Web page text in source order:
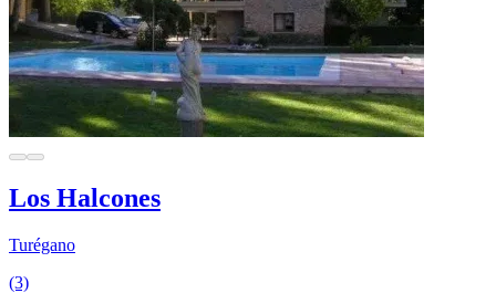
Los Halcones
Turégano
(3)